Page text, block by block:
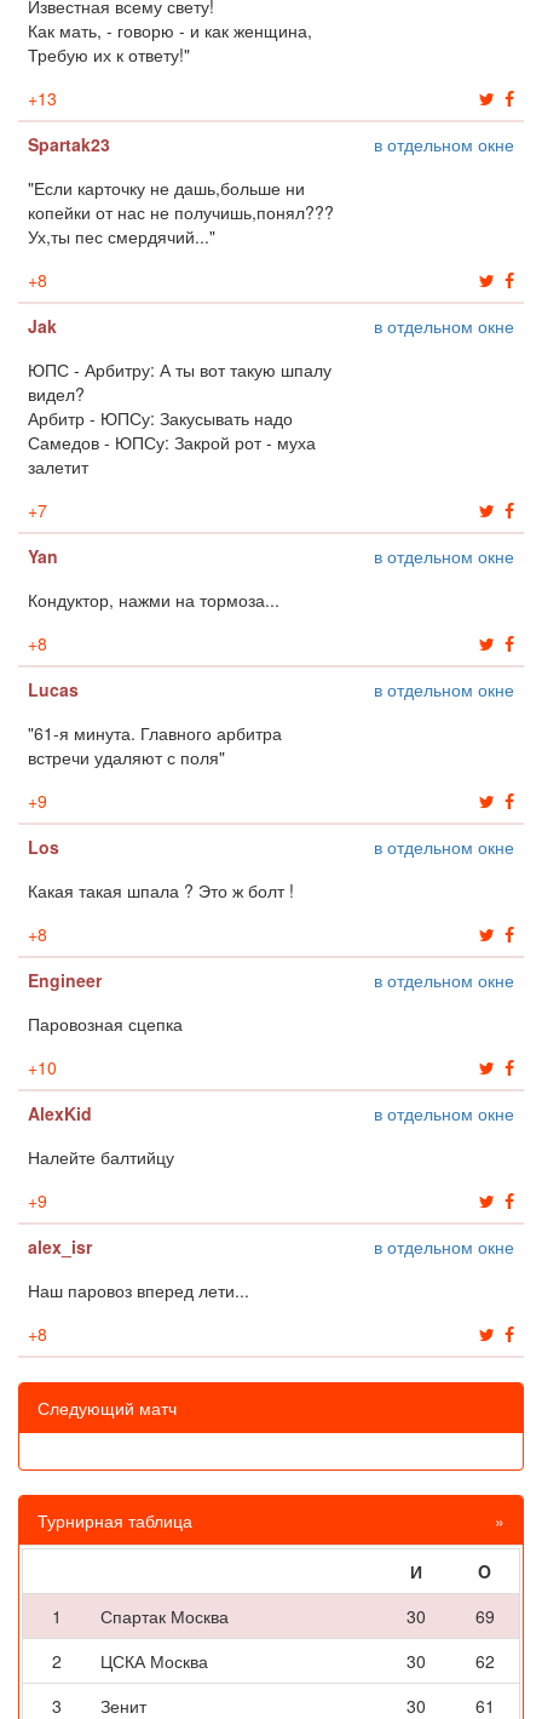
Известная всему свету!
Как мать, - говорю - и как женщина,
Требую их к ответу!"
+13
Spartak23
в отдельном окне
"Если карточку не дашь,больше ни
копейки от нас не получишь,понял???
Ух,ты пес смердячий..."
+8
Jak
в отдельном окне
ЮПС - Арбитру: А ты вот такую шпалу
видел?
Арбитр - ЮПСу: Закусывать надо
Самедов - ЮПСу: Закрой рот - муха
залетит
+7
Yan
в отдельном окне
Кондуктор, нажми на тормоза...
+8
Lucas
в отдельном окне
"61-я минута. Главного арбитра
встречи удаляют с поля"
+9
Los
в отдельном окне
Какая такая шпала ? Это ж болт !
+8
Engineer
в отдельном окне
Паровозная сцепка
+10
AlexKid
в отдельном окне
Налейте балтийцу
+9
alex_isr
в отдельном окне
Наш паровоз вперед лети...
+8
Следующий матч
Турнирная таблица »
И
O
1
Спартак Москва 30
69
2
ЦСКА Москва 30
62
3
Зенит 30
61